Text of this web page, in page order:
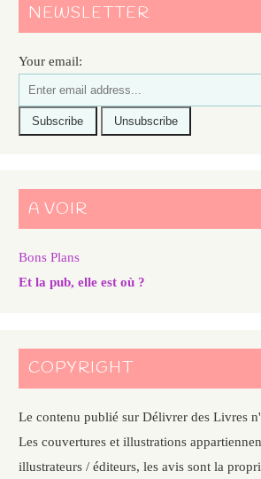
NEWSLETTER
Your email:
A VOIR
Bons Plans
Et la pub, elle est où ?
COPYRIGHT
Le contenu publié sur Délivrer des Livres
Les couvertures et illustrations
illustrateurs / éditeurs, les avis sont la